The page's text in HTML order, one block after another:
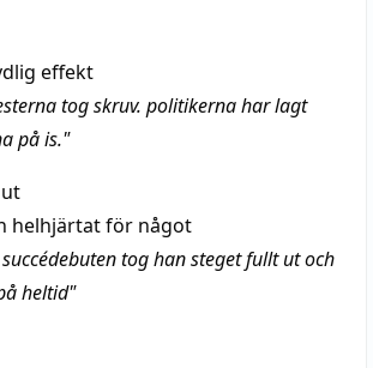
effekt
tog skruv. politikerna har lagt
på is."
helhjärtat för något
tog han steget fullt ut och
heltid"